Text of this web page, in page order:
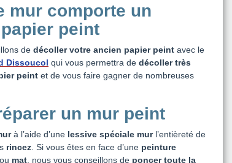
mur comporte un
peint
de décoller votre ancien papier peint avec le
Dissoucol qui vous permettra de décoller très
peint et de vous faire gagner de nombreuses
un mur peint
à l’aide d’une lessive spéciale murl’entièreté de
rincez . Si vous êtes en face d’une peinture
ou mat , nous vous conseillons de poncer toute la